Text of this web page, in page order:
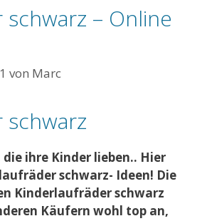
schwarz – Online
von Marc
schwarz
ihre Kinder lieben.. Hier
schwarz- Ideen! Die
Kinderlaufräder schwarz
Käufern wohl top an,